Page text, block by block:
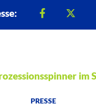
Teilen auf
im Stadtwald Bad
PRESSE